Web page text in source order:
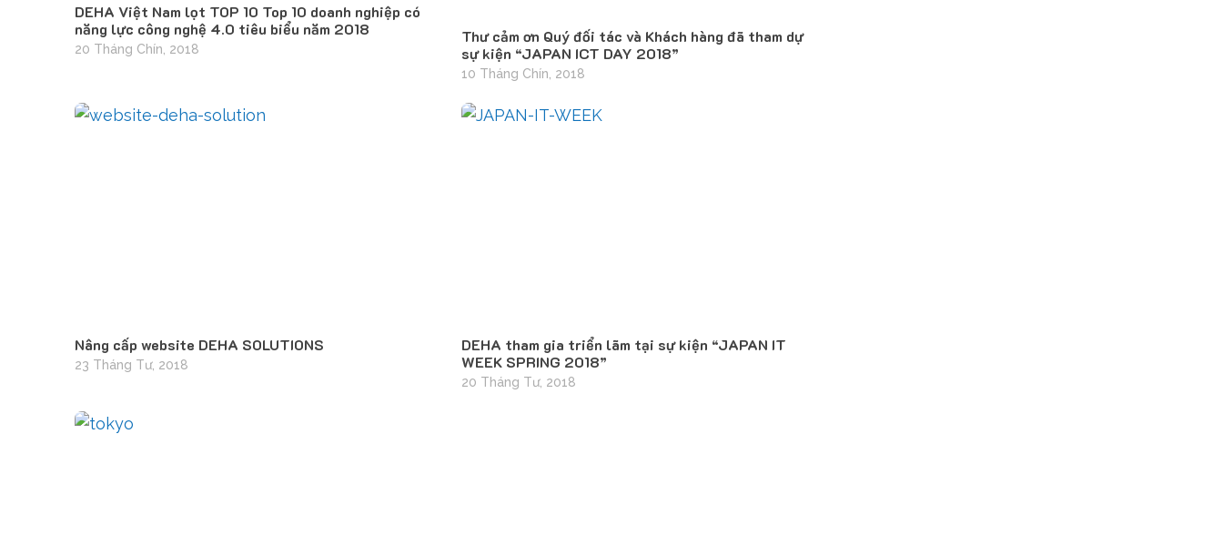
DEHA Việt Nam lọt TOP 10 Top 10 doanh nghiệp có
năng lực công nghệ 4.0 tiêu biểu năm 2018
20 Tháng Chín, 2018
Thư cảm ơn Quý đối tác và Khách hàng đã tham dự
sự kiện “JAPAN ICT DAY 2018”
10 Tháng Chín, 2018
Nâng cấp website DEHA SOLUTIONS
23 Tháng Tư, 2018
DEHA tham gia triển lãm tại sự kiện “JAPAN IT
WEEK SPRING 2018”
20 Tháng Tư, 2018